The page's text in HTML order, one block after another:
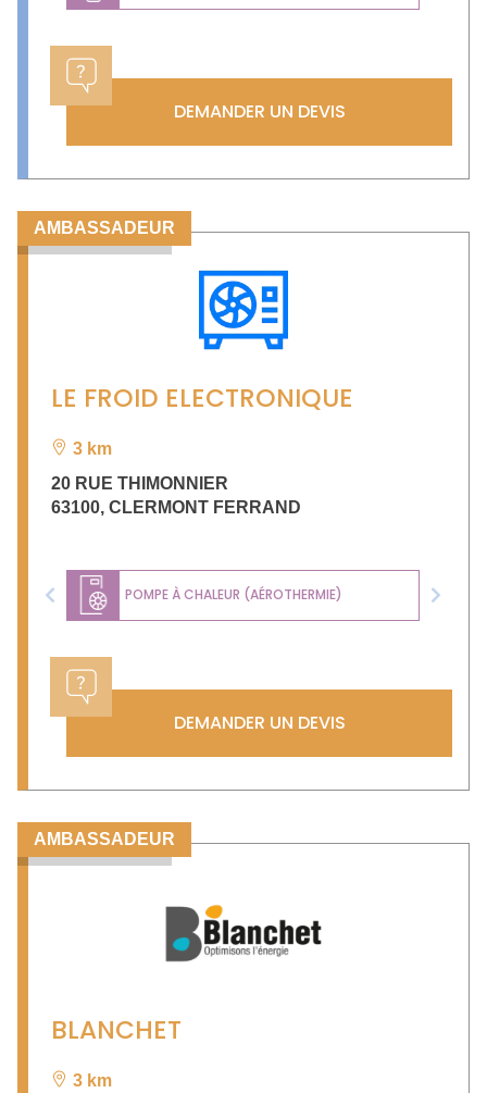
DEMANDER UN DEVIS
AMBASSADEUR
LE FROID ELECTRONIQUE
3 km
20 RUE THIMONNIER
63100, CLERMONT FERRAND
POMPE À CHALEUR (AÉROTHERMIE)
Previous Next
DEMANDER UN DEVIS
AMBASSADEUR
BLANCHET
3 km